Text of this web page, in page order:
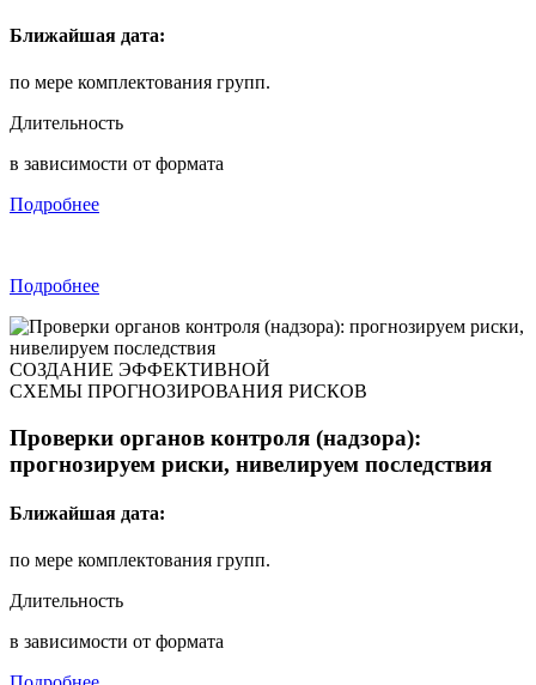
Ближайшая дата:
по мере комплектования групп.
Длительность
в зависимости от формата
Подробнее
Подробнее
СОЗДАНИЕ ЭФФЕКТИВНОЙ
СХЕМЫ ПРОГНОЗИРОВАНИЯ РИСКОВ
Проверки органов контроля (надзора):
прогнозируем риски, нивелируем последствия
Ближайшая дата:
по мере комплектования групп.
Длительность
в зависимости от формата